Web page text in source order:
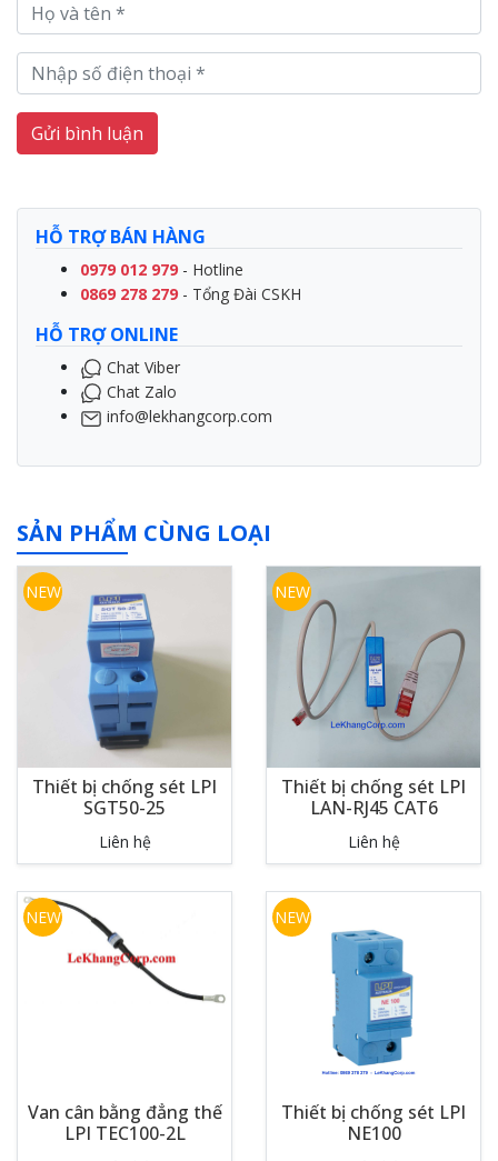
Gửi bình luận
HỖ TRỢ BÁN HÀNG
0979 012 979 - Hotline
0869 278 279 - Tổng Đài CSKH
HỖ TRỢ ONLINE
Chat Viber
Chat Zalo
info@lekhangcorp.com
SẢN PHẨM CÙNG LOẠI
NEW
Thiết bị chống sét LPI
SGT50-25
Liên hệ
NEW
Thiết bị chống sét LPI
LAN-RJ45 CAT6
Liên hệ
NEW
Van cân bằng đẳng thế
LPI TEC100-2L
NEW
Thiết bị chống sét LPI
NE100